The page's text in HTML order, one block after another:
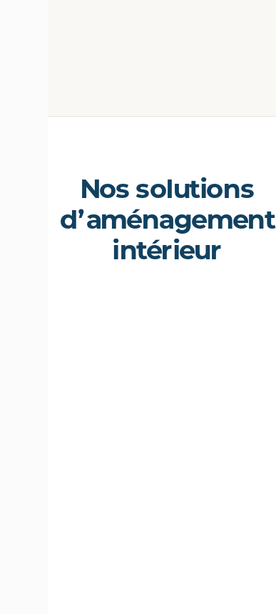
Nos solutions
d’aménagement
intérieur